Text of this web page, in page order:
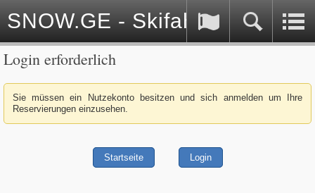
SNOW.GE - Skifahren in
Login erforderlich
Sie müssen ein Nutzekonto besitzen und sich anmelden um Ihre
Reservierungen einzusehen.
Startseite Login